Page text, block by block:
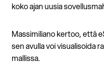
koko ajan uusia
Massimiliano kertoo, että
sen avulla voi visualisoida
mallissa.